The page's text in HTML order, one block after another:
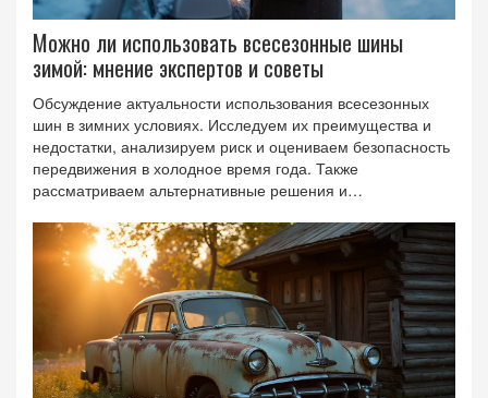
Можно ли использовать всесезонные шины
зимой: мнение экспертов и советы
Обсуждение актуальности использования всесезонных
шин в зимних условиях. Исследуем их преимущества и
недостатки, анализируем риск и оцениваем безопасность
передвижения в холодное время года. Также
рассматриваем альтернативные решения и
автомобилистов.